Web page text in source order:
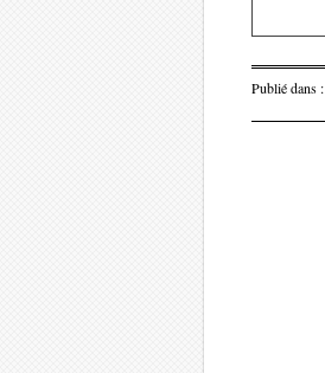
Publié dans :